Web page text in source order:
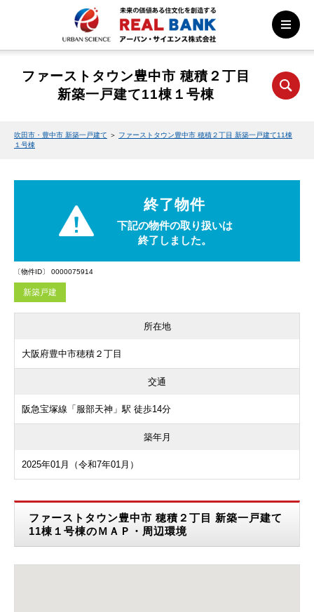
ファーストタウン豊中市 穂積２丁目
新築一戸建て11棟１号棟
吹田市・豊中市 新築一戸建て ＞ ファーストタウン豊中市 穂積２丁目 新築一戸建て11棟
１号棟
終了物件
下記の物件の取り扱いは
終了しました。
〔物件ID〕 0000075914
新築戸建
所在地
大阪府豊中市穂積２丁目
交通
阪急宝塚線「服部天神」駅 徒歩14分
築年月
2025年01月（令和7年01月）
ファーストタウン豊中市 穂積２丁目 新築一戸建て
11棟１号棟のＭＡＰ・周辺環境